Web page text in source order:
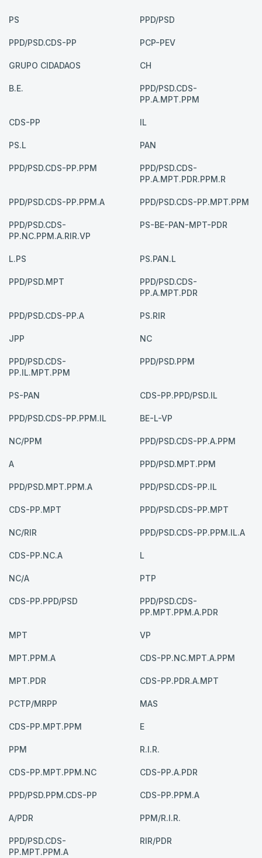
PS PPD/PSD
PPD/PSD.CDS-PP PCP-PEV
GRUPO CIDADAOS CH
B.E.
PPD/PSD.CDS-
PP.A.MPT.PPM
CDS-PP IL
PS.L PAN
PPD/PSD.CDS-PP.PPM
PPD/PSD.CDS-
PP.A.MPT.PDR.PPM.R
PPD/PSD.CDS-PP.PPM.A PPD/PSD.CDS-PP.MPT.PPM
PPD/PSD.CDS-
PP.NC.PPM.A.RIR.VP
PS-BE-PAN-MPT-PDR
L.PS PS.PAN.L
PPD/PSD.MPT
PPD/PSD.CDS-
PP.A.MPT.PDR
PPD/PSD.CDS-PP.A PS.RIR
JPP NC
PPD/PSD.CDS-
PP.IL.MPT.PPM
PPD/PSD.PPM
PS-PAN CDS-PP.PPD/PSD.IL
PPD/PSD.CDS-PP.PPM.IL BE-L-VP
NC/PPM PPD/PSD.CDS-PP.A.PPM
A PPD/PSD.MPT.PPM
PPD/PSD.MPT.PPM.A PPD/PSD.CDS-PP.IL
CDS-PP.MPT PPD/PSD.CDS-PP.MPT
NC/RIR PPD/PSD.CDS-PP.PPM.IL.A
CDS-PP.NC.A L
NC/A PTP
CDS-PP.PPD/PSD
PPD/PSD.CDS-
PP.MPT.PPM.A.PDR
MPT VP
MPT.PPM.A CDS-PP.NC.MPT.A.PPM
MPT.PDR CDS-PP.PDR.A.MPT
PCTP/MRPP MAS
CDS-PP.MPT.PPM E
PPM R.I.R.
CDS-PP.MPT.PPM.NC CDS-PP.A.PDR
PPD/PSD.PPM.CDS-PP CDS-PP.PPM.A
A/PDR PPM/R.I.R.
PPD/PSD.CDS-
PP.MPT.PPM.A
RIR/PDR